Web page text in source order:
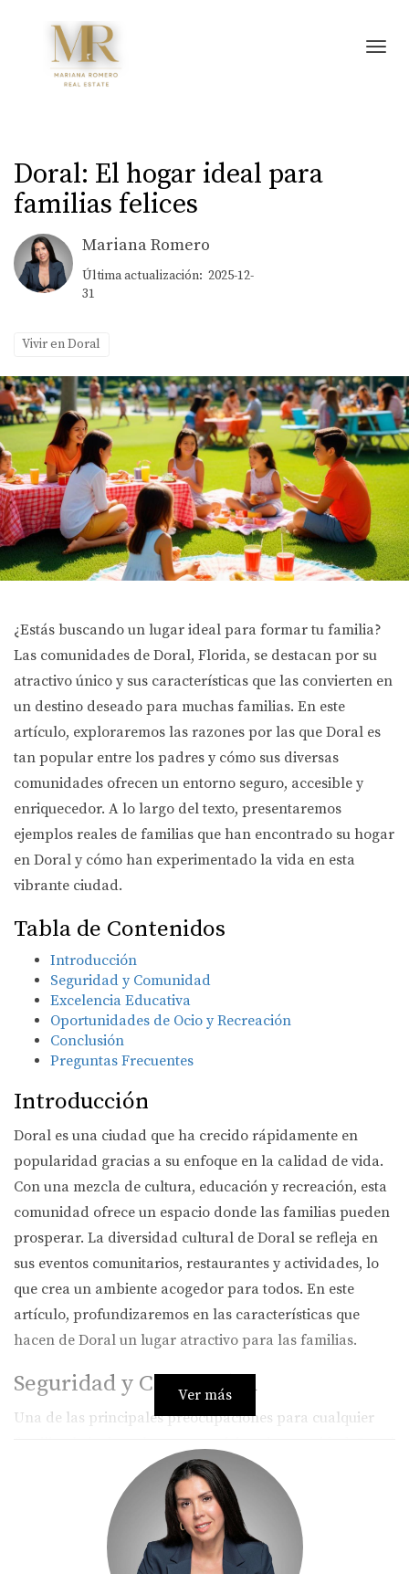
Doral: El hogar ideal para
familias felices
Mariana Romero
Última actualización: 2025-12-
31
Vivir en Doral
¿Estás buscando un lugar ideal para formar tu familia?
Las comunidades de Doral, Florida, se destacan por su
atractivo único y sus características que las convierten en
un destino deseado para muchas familias. En este
artículo, exploraremos las razones por las que Doral es
tan popular entre los padres y cómo sus diversas
comunidades ofrecen un entorno seguro, accesible y
enriquecedor. A lo largo del texto, presentaremos
ejemplos reales de familias que han encontrado su hogar
en Doral y cómo han experimentado la vida en esta
vibrante ciudad.
Tabla de Contenidos
Introducción
Seguridad y Comunidad
Excelencia Educativa
Oportunidades de Ocio y Recreación
Conclusión
Preguntas Frecuentes
Introducción
Doral es una ciudad que ha crecido rápidamente en
popularidad gracias a su enfoque en la calidad de vida.
Con una mezcla de cultura, educación y recreación, esta
comunidad ofrece un espacio donde las familias pueden
prosperar. La diversidad cultural de Doral se refleja en
sus eventos comunitarios, restaurantes y actividades, lo
que crea un ambiente acogedor para todos. En este
artículo, profundizaremos en las características que
hacen de Doral un lugar atractivo para las familias.
Seguridad y Comunidad
Una de las principales preocupaciones para cualquier
se destaca por ser una de las ciudades más seguras del
condado de Miami-Dade. Las estadísticas muestran que
Doral cuenta con índices de seguridad que brindan
tranquilidad a sus residentes.
Ver más